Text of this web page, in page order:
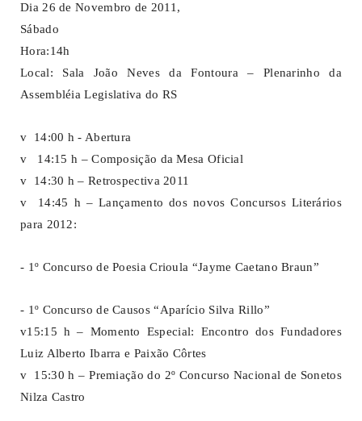
Dia 26 de Novembro de 2011,
Local: Sala João Neves da Fontoura – Plenarinho da
Assembléia Legislativa do RS
v 14:00 h - Abertura
v 14:15 h – Composição da Mesa Oficial
v 14:30 h – Retrospectiva 2011
v 14:45 h – Lançamento dos novos Concursos Literários
para 2012:
- 1º Concurso de Poesia Crioula “Jayme Caetano Braun”
- 1º Concurso de Causos “Aparício Silva Rillo”
v15:15 h – Momento Especial: Encontro dos Fundadores
Luiz Alberto Ibarra e Paixão Côrtes
v 15:30 h – Premiação do 2º Concurso Nacional de Sonetos
Nilza Castro